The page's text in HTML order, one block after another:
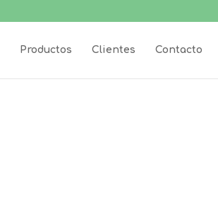
Productos Clientes Contacto